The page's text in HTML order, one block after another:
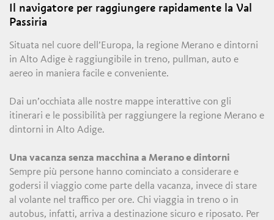
Il navigatore per raggiungere rapidamente la Val
Passiria
Situata nel cuore dell’Europa, la regione Merano e dintorni
in Alto Adige è raggiungibile in treno, pullman, auto e
aereo in maniera facile e conveniente.
Dai un’occhiata alle nostre mappe interattive con gli
itinerari e le possibilità per raggiungere la regione Merano e
dintorni in Alto Adige.
Una vacanza senza macchina a Merano e dintorni
Sempre più persone hanno cominciato a considerare e
godersi il viaggio come parte della vacanza, invece di stare
al volante nel traffico per ore. Chi viaggia in treno o in
autobus, infatti, arriva a destinazione sicuro e riposato. Per